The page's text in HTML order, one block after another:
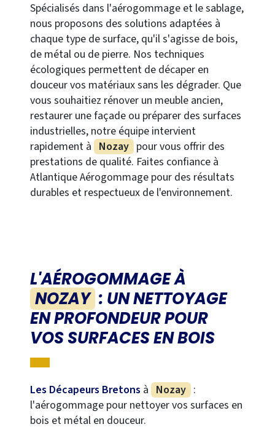
Spécialisés dans l'aérogommage et le sablage,
nous proposons des solutions adaptées à
chaque type de surface, qu'il s'agisse de bois,
de métal ou de pierre. Nos techniques
écologiques permettent de décaper en
douceur vos matériaux sans les dégrader. Que
vous souhaitiez rénover un meuble ancien,
restaurer une façade ou préparer des surfaces
industrielles, notre équipe intervient
rapidement à Nozay pour vous offrir des
prestations de qualité. Faites confiance à
Atlantique Aérogommage pour des résultats
durables et respectueux de l'environnement.
L'AÉROGOMMAGE À
NOZAY : UN NETTOYAGE
EN PROFONDEUR POUR
VOS SURFACES EN BOIS
Les Décapeurs Bretons à Nozay :
l'aérogommage pour nettoyer vos surfaces en
bois et métal en douceur.